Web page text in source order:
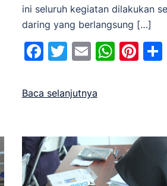
ini seluruh kegiatan dilakukan
daring yang berlangsung […]
Facebook
Twitter
Email
Baca selanjutnya